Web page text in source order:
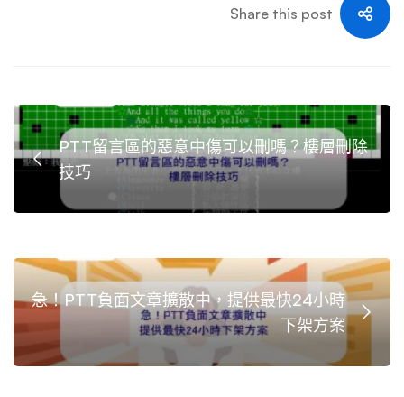
Share this post
PTT留言區的惡意中傷可以刪嗎？樓層刪除
技巧
急！PTT負面文章擴散中，提供最快24小時
下架方案